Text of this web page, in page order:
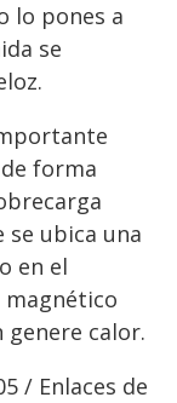
lo pones a
se
forma
se ubica una
en el
magnético
genere calor.
/ Enlaces de